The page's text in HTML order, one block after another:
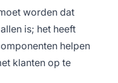
worden dat
is; het heeft
helpen
klanten op te